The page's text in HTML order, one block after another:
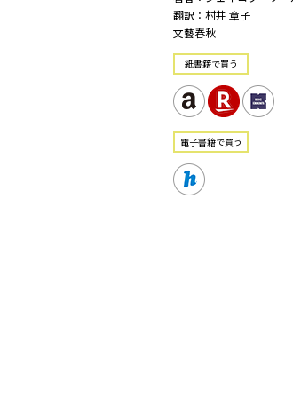
翻訳：村井 章子
文藝春秋
紙書籍で買う
電⼦書籍で買う